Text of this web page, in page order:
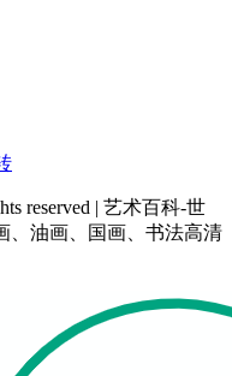
reserved | 艺术百科-世
、油画、国画、书法高清